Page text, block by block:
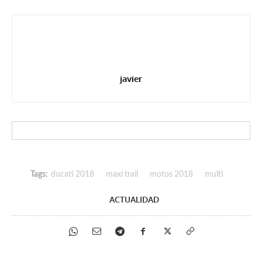
javier
Tags: ducati 2018 maxi trail motos 2018 multi
ACTUALIDAD